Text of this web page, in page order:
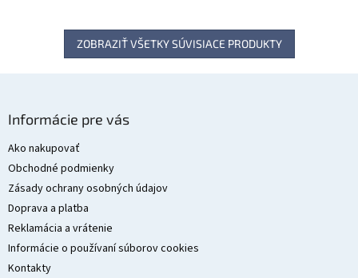
ZOBRAZIŤ VŠETKY SÚVISIACE PRODUKTY
Informácie pre vás
Ako nakupovať
Obchodné podmienky
Zásady ochrany osobných údajov
Doprava a platba
Reklamácia a vrátenie
Informácie o používaní súborov cookies
Kontakty